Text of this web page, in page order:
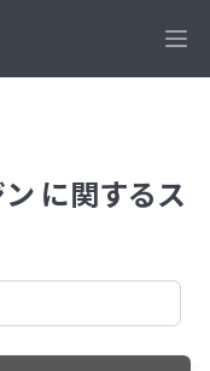
に関するス